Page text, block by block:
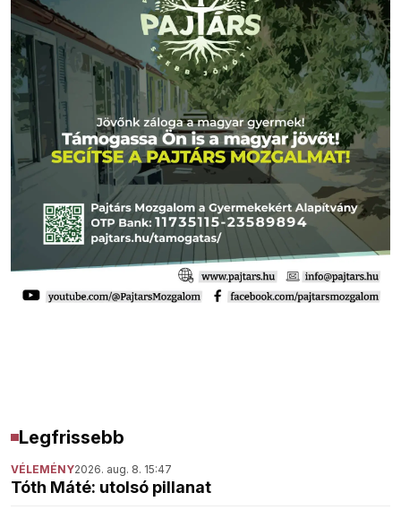
Legfrissebb
VÉLEMÉNY2026. aug. 8. 15:47
Tóth Máté: utolsó pillanat